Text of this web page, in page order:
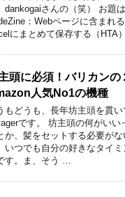
dankogaiさんの（笑） お題
：Webページに含まれる
にまとめて保存する（HTA
頭に必須！バリカンの
人気No1の機種
もどうも、長年坊主頭を貫い
です。 坊主頭の何がいい
か、髪をセットする必要が
いつでも自分の好きなタイ
す。ま、そう …